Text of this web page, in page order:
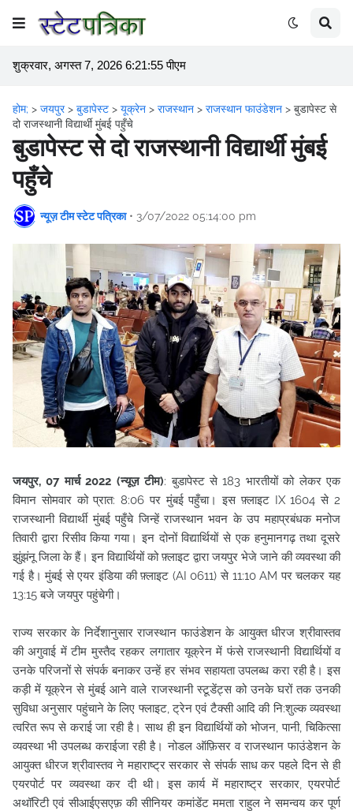
शुक्रवार, अगस्त 7, 2026 6:21:56 पीएम
होम; > जयपुर> बुडापेस्ट > यूक्रेन > राजस्थान > राजस्थान फाउंडेशन > बुडापेस्ट से
दो राजस्थानी विद्यार्थी मुंबई पहुँचे
बुडापेस्ट से दो राजस्थानी विद्यार्थी मुंबई
पहुँचे
न्यूज़ टीम स्टेट पत्रिका • 3/07/2022 05:14:00 pm
जयपुर, 07 मार्च 2022 (न्यूज़ टीम): बुडापेस्ट से 183 भारतीयों को लेकर एक
विमान सोमवार को प्रात: 8:06 पर मुंबई पहुँचा। इस फ़्लाइट IX 1604 से 2
राजस्थानी विद्यार्थी मुंबई पहुँचे जिन्हें राजस्थान भवन के उप महाप्रबंधक मनोज
तिवारी द्वारा रिसीव किया गया। इन दोनों विद्यार्थियों से एक हनुमानगढ़ तथा दूसरे
झुंझंनू जिला के हैं। इन विद्यार्थियों को फ़्लाइट द्वारा जयपुर भेजे जाने की व्यवस्था की
गई है।मुंबई से एयर इंडिया की फ़्लाइट (AI 0611) से 11:10 AM पर चलकर यह
13:15 बजे जयपुर पहुंचेगी।
राज्य सरकार के निर्देशानुसार राजस्थान फाउंडेशन के आयुक्त धीरज श्रीवास्तव
की अगुवाई में टीम मुस्तैद रहकर लगातार यूक्रेन में फंसे राजस्थानी विद्यार्थियों व
उनके परिजनों से संपर्क बनाकर उन्हें हर संभव सहायता उपलब्ध करा रही है। इस
कड़ी में यूक्रेन से मुंबई आने वाले राजस्थानी स्टूडेंट्स को उनके घरों तक उनकी
सुविधा अनुसार पहुंचाने के लिए फ्लाइट, ट्रेन एवं टैक्सी आदि की नि:शुल्क व्यवस्था
त्वरित रूप से कराई जा रही है। साथ ही इन विद्यार्थियों को भोजन, पानी, चिकित्सा
व्यवस्था भी उपलब्ध कराईजा रही है। नोडल ऑफ़िसर व राजस्थान फाउंडेशन के
आयुक्त धीरज श्रीवास्तव ने महाराष्ट्र सरकार से संपर्क साध कर पहले दिन से ही
एयरपोर्ट पर व्यवस्था कर दी थी। इस कार्य में महाराष्ट्र सरकार, एयरपोर्ट
अथॉरिटी एवं सीआईएसएफ़ की सीनियर कमांडेंट ममता राहुल ने समन्वय कर पूर्ण